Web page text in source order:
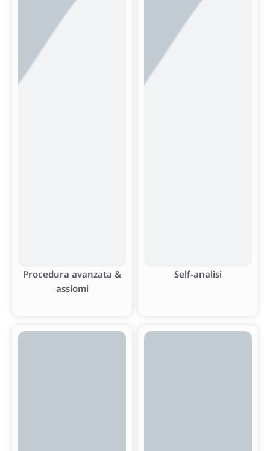
Procedura avanzata &
assiomi
Self-analisi